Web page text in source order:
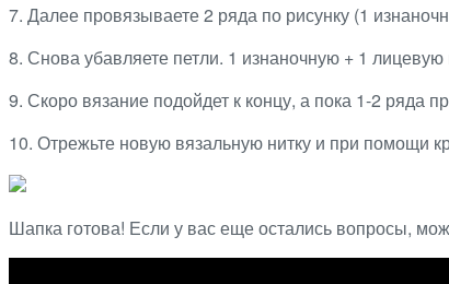
7. Далее провязываете 2 ряда по рисунку (1
8. Снова убавляете петли. 1 изнаночную + 1
9. Скоро вязание подойдет к концу, а пока 1-2 ряда
10. Отрежьте новую вязальную нитку и при помощи
Шапка готова! Если у вас еще остались вопросы,